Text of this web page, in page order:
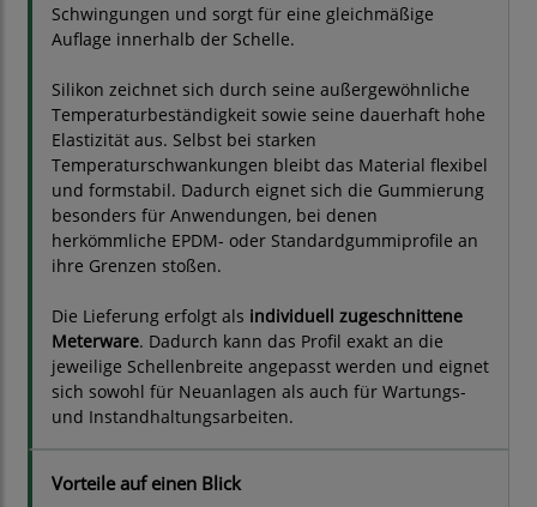
Schwingungen und sorgt für eine gleichmäßige
Auflage innerhalb der Schelle.
Silikon zeichnet sich durch seine außergewöhnliche
Temperaturbeständigkeit sowie seine dauerhaft hohe
Elastizität aus. Selbst bei starken
Temperaturschwankungen bleibt das Material flexibel
und formstabil. Dadurch eignet sich die Gummierung
besonders für Anwendungen, bei denen
herkömmliche EPDM- oder Standardgummiprofile an
ihre Grenzen stoßen.
Die Lieferung erfolgt als individuell zugeschnittene
Meterware. Dadurch kann das Profil exakt an die
jeweilige Schellenbreite angepasst werden und eignet
sich sowohl für Neuanlagen als auch für Wartungs-
und Instandhaltungsarbeiten.
Vorteile auf einen Blick